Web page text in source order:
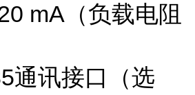
mA （负载电阻
通讯接口（选